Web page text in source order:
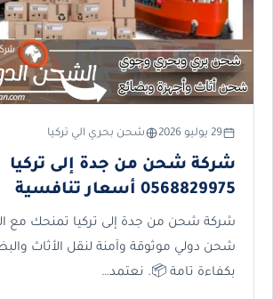
29 يوليو 2026 شحن بحري الي تركيا
شركة شحن من جدة إلى تركيا
0568829975 أسعار تنافسية
شركة شحن من جدة إلى تركيا تمنحك مع
شحن دولي موثوقة وآمنة لنقل الأثاث
بكفاءة تامة 📦. نعتمد…